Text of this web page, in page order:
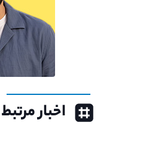
اخبار مرتبط